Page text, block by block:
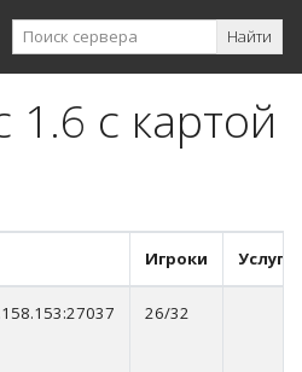
Найти
1.6 с картой
Игроки Услуги
26/32